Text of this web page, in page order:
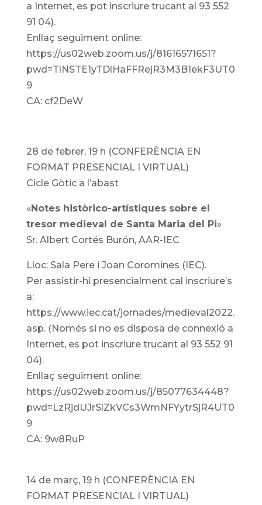
a Internet, es pot inscriure trucant al 93 552
91 04).
Enllaç seguiment online:
https://us02web.zoom.us/j/81616571651?
pwd=TlNSTE1yTDlHaFFRejR3M3B1ekF3UT0
9
CA: cf2DeW
28 de febrer, 19 h (CONFERÈNCIA EN
FORMAT PRESENCIAL I VIRTUAL)
Cicle Gòtic a l’abast
«Notes històrico-artístiques sobre el
tresor medieval de Santa Maria del Pi»
Sr. Albert Cortés Burón, AAR-IEC
Lloc: Sala Pere i Joan Coromines (IEC).
Per assistir-hi presencialment cal inscriure’s
a:
https://www.iec.cat/jornades/medieval2022.
asp. (Només si no es disposa de connexió a
Internet, es pot inscriure trucant al 93 552 91
04).
Enllaç seguiment online:
https://us02web.zoom.us/j/85077634448?
pwd=LzRjdUJrSlZkVCs3WmNFYytrSjR4UT0
9
CA: 9w8RuP
14 de març, 19 h (CONFERÈNCIA EN
FORMAT PRESENCIAL I VIRTUAL)